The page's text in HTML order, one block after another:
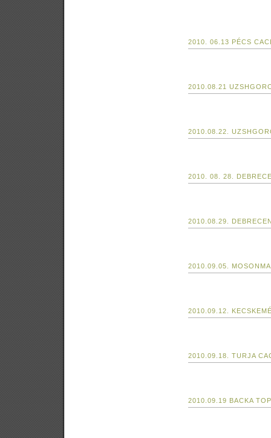
2010. 06.13 PÉCS
2010.08.21
2010.08.22.
2010. 08. 28.
2010.08.29.
2010.09.05.
2010.09.12.
2010.09.18. TURJA
2010.09.19 BACKA